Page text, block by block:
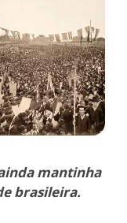
mantinha
brasileira.